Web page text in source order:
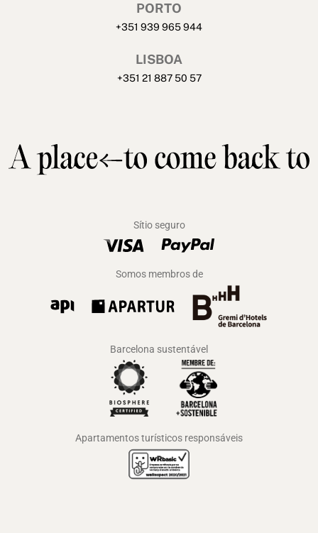
PORTO
+351 939 965 944
LISBOA
+351 21 887 50 57
Sítio seguro
Somos membros de
Barcelona sustentável
Apartamentos turísticos responsáveis